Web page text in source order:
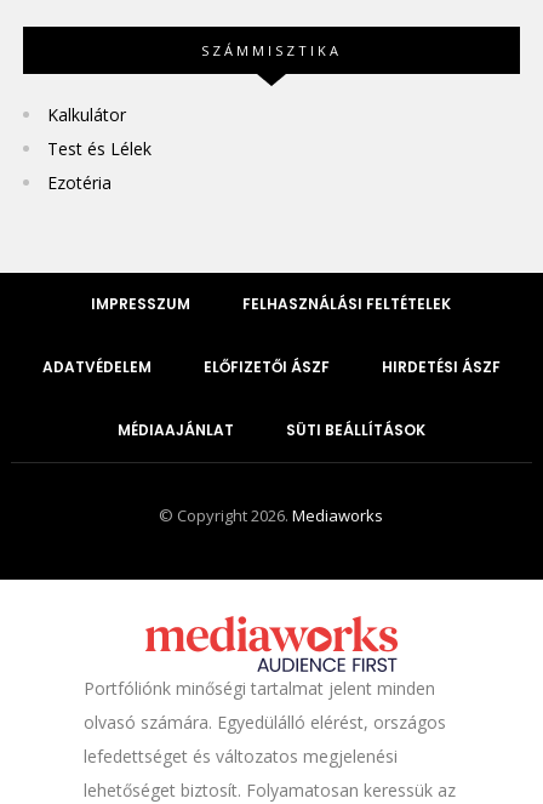
SZÁMMISZTIKA
Kalkulátor
Test és Lélek
Ezotéria
IMPRESSZUM FELHASZNÁLÁSI FELTÉTELEK
ADATVÉDELEM ELŐFIZETŐI ÁSZF HIRDETÉSI ÁSZF
MÉDIAAJÁNLAT SÜTI BEÁLLÍTÁSOK
© Copyright 2026.Mediaworks
Portfóliónk minőségi tartalmat jelent minden
olvasó számára. Egyedülálló elérést, országos
lefedettséget és változatos megjelenési
lehetőséget biztosít. Folyamatosan keressük az